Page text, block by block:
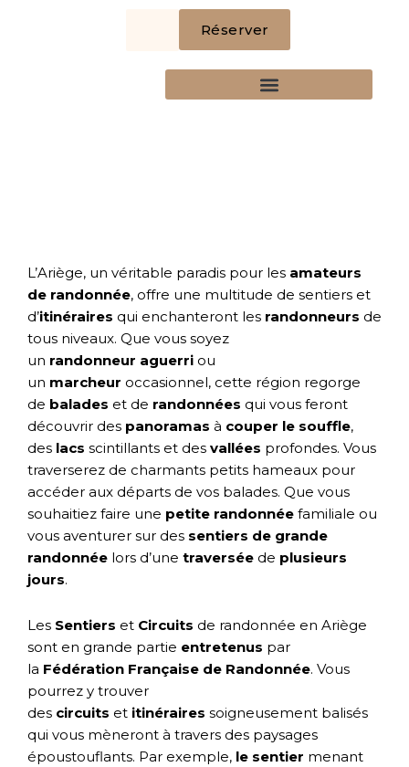
Réserver
L’Ariège, un véritable paradis pour les amateurs
de randonnée, offre une multitude de sentiers et
d’itinéraires qui enchanteront les randonneurs de
tous niveaux. Que vous soyez
un randonneur aguerri ou
un marcheur occasionnel, cette région regorge
de balades et de randonnées qui vous feront
découvrir des panoramas à couper le souffle,
des lacs scintillants et des vallées profondes. Vous
traverserez de charmants petits hameaux pour
accéder aux départs de vos balades. Que vous
souhaitiez faire une petite randonnée familiale ou
vous aventurer sur des sentiers de grande
randonnée lors d’une traversée de plusieurs
jours.
Les Sentiers et Circuits de randonnée en Ariège
sont en grande partie entretenus par
la Fédération Française de Randonnée. Vous
pourrez y trouver
des circuits et itinéraires soigneusement balisés
qui vous mèneront à travers des paysages
époustouflants. Par exemple, le sentier menant